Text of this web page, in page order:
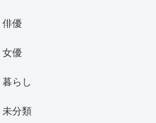
俳優
女優
暮らし
未分類